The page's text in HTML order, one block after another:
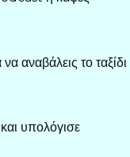
αναβάλεις το ταξίδι
υπολόγισε